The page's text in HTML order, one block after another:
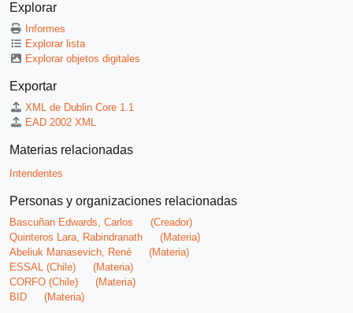
Explorar
Informes
Explorar lista
Explorar objetos digitales
Exportar
XML de Dublin Core 1.1
EAD 2002 XML
Materias relacionadas
Intendentes
Personas y organizaciones relacionadas
Bascuñan Edwards, Carlos
(Creador)
Quinteros Lara, Rabindranath
(Materia)
Abeliuk Manasevich, René
(Materia)
ESSAL (Chile)
(Materia)
CORFO (Chile)
(Materia)
BID
(Materia)